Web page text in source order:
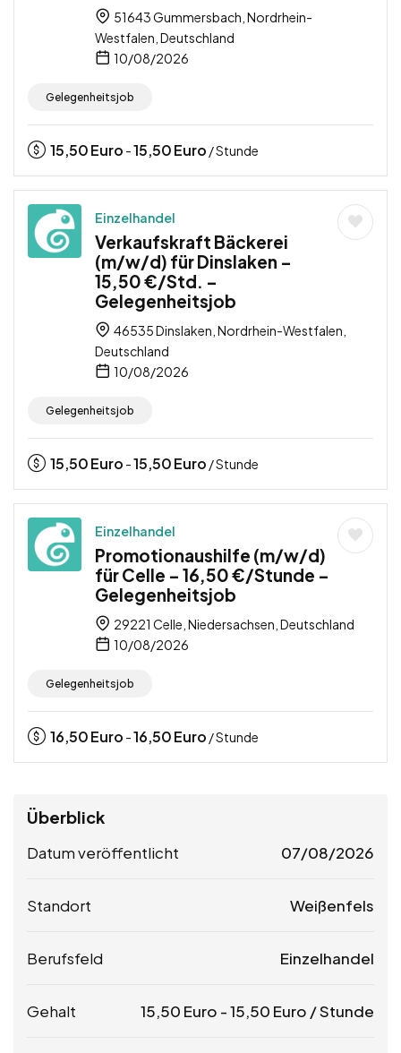
51643 Gummersbach, Nordrhein-
Westfalen, Deutschland
10/08/2026
Gelegenheitsjob
15,50Euro -15,50Euro / Stunde
Einzelhandel
Verkaufskraft Bäckerei
(m/w/d) für Dinslaken –
15,50 €/Std. –
Gelegenheitsjob
46535 Dinslaken, Nordrhein-Westfalen,
Deutschland
10/08/2026
Gelegenheitsjob
15,50Euro -15,50Euro / Stunde
Einzelhandel
Promotionaushilfe (m/w/d)
für Celle – 16,50 €/Stunde –
Gelegenheitsjob
29221 Celle, Niedersachsen, Deutschland
10/08/2026
Gelegenheitsjob
16,50Euro -16,50Euro / Stunde
Überblick
Datum veröffentlicht 07/08/2026
Standort Weißenfels
Berufsfeld Einzelhandel
Gehalt 15,50 Euro -15,50 Euro / Stunde